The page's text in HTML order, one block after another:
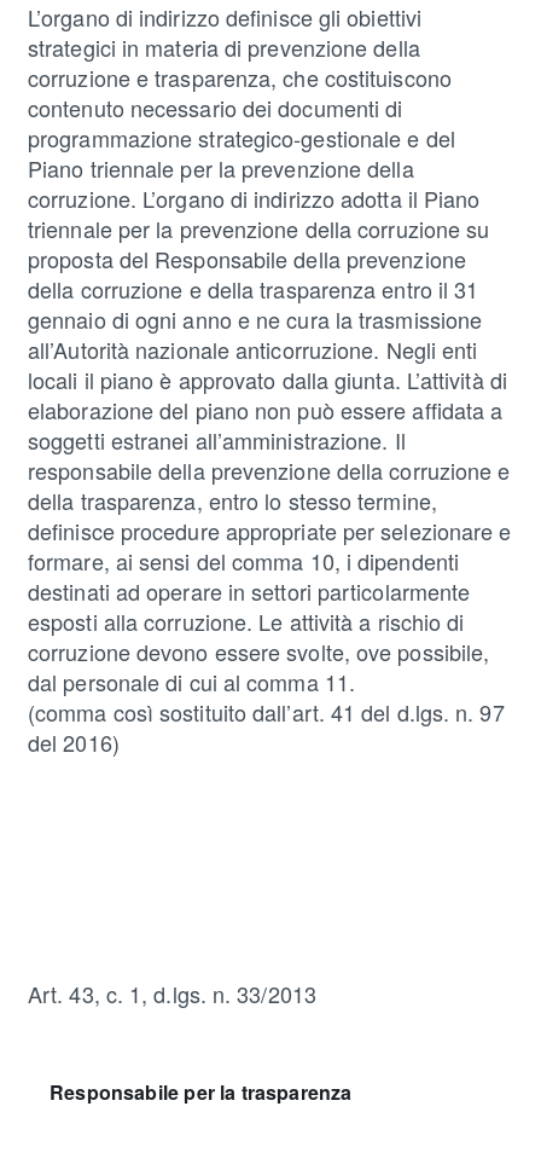
L’organo di indirizzo definisce gli obiettivi
strategici in materia di prevenzione della
corruzione e trasparenza, che costituiscono
contenuto necessario dei documenti di
programmazione strategico-gestionale e del
Piano triennale per la prevenzione della
corruzione. L’organo di indirizzo adotta il Piano
triennale per la prevenzione della corruzione su
proposta del Responsabile della prevenzione
della corruzione e della trasparenza entro il 31
gennaio di ogni anno e ne cura la trasmissione
all’Autorità nazionale anticorruzione. Negli enti
locali il piano è approvato dalla giunta. L’attività di
elaborazione del piano non può essere affidata a
soggetti estranei all’amministrazione. Il
responsabile della prevenzione della corruzione e
della trasparenza, entro lo stesso termine,
definisce procedure appropriate per selezionare e
formare, ai sensi del comma 10, i dipendenti
destinati ad operare in settori particolarmente
esposti alla corruzione. Le attività a rischio di
corruzione devono essere svolte, ove possibile,
dal personale di cui al comma 11.
(comma così sostituito dall’art. 41 del d.lgs. n. 97
del 2016)
Art. 43, c. 1, d.lgs. n. 33/2013
Responsabile per la trasparenza